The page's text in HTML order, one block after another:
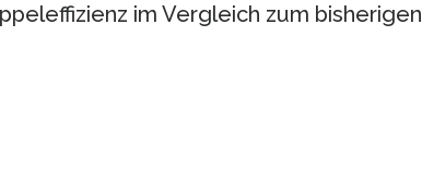
im Vergleich zum bisherigen